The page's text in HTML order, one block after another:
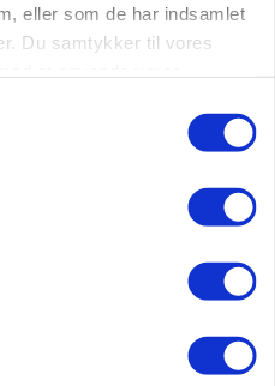
eller som de har indsamlet
Du samtykker til vores
klimastald
10. aug.